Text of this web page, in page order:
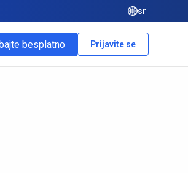
sr
besplatno Prijavite se